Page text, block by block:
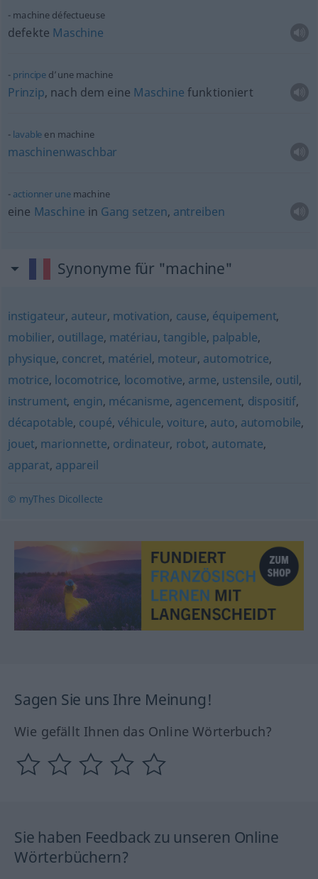
machine défectueuse
defekte Maschine
principe d’une machine
Prinzip, nach dem eine Maschine funktioniert
lavable en machine
maschinenwaschbar
actionner unemachine
eine Maschine in Gang setzen, antreiben
Synonyme für "machine"
instigateur, auteur, motivation, cause, équipement,
mobilier, outillage, matériau, tangible, palpable,
physique, concret, matériel, moteur, automotrice,
motrice, locomotrice, locomotive, arme, ustensile, outil,
instrument, engin, mécanisme, agencement, dispositif,
décapotable, coupé, véhicule, voiture, auto, automobile,
jouet, marionnette, ordinateur, robot, automate,
apparat, appareil
© myThes Dicollecte
Sagen Sie uns Ihre Meinung!
Wie gefällt Ihnen das Online Wörterbuch?
Sie haben Feedback zu unseren Online
Wörterbüchern?